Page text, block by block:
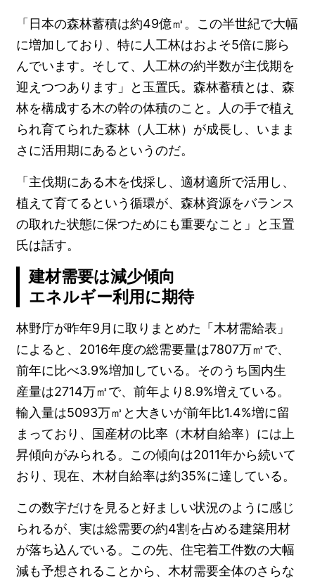
「日本の森林蓄積は約49億㎥。この半世紀で大幅
に増加しており、特に人工林はおよそ5倍に膨ら
んでいます。そして、人工林の約半数が主伐期を
迎えつつあります」と玉置氏。森林蓄積とは、森
林を構成する木の幹の体積のこと。人の手で植え
られ育てられた森林（人工林）が成長し、いまま
さに活用期にあるというのだ。
「主伐期にある木を伐採し、適材適所で活用し、
植えて育てるという循環が、森林資源をバランス
の取れた状態に保つためにも重要なこと」と玉置
氏は話す。
建材需要は減少傾向
エネルギー利用に期待
林野庁が昨年9月に取りまとめた「木材需給表」
によると、2016年度の総需要量は7807万㎥で、
前年に比べ3.9%増加している。そのうち国内生
産量は2714万㎥で、前年より8.9%増えている。
輸入量は5093万㎥と大きいが前年比1.4%増に留
まっており、国産材の比率（木材自給率）には上
昇傾向がみられる。この傾向は2011年から続いて
おり、現在、木材自給率は約35%に達している。
この数字だけを見ると好ましい状況のように感じ
られるが、実は総需要の約4割を占める建築用材
が落ち込んでいる。この先、住宅着工件数の大幅
減も予想されることから、木材需要全体のさらな